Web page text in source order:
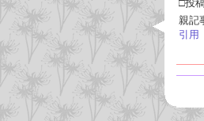
□投
親記
引用